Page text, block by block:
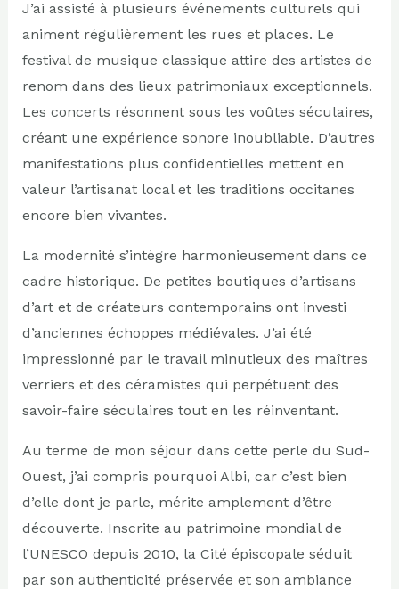
J’ai assisté à plusieurs événements culturels qui
animent régulièrement les rues et places. Le
festival de musique classique attire des artistes de
renom dans des lieux patrimoniaux exceptionnels.
Les concerts résonnent sous les voûtes séculaires,
créant une expérience sonore inoubliable. D’autres
manifestations plus confidentielles mettent en
valeur l’artisanat local et les traditions occitanes
encore bien vivantes.
La modernité s’intègre harmonieusement dans ce
cadre historique. De petites boutiques d’artisans
d’art et de créateurs contemporains ont investi
d’anciennes échoppes médiévales. J’ai été
impressionné par le travail minutieux des maîtres
verriers et des céramistes qui perpétuent des
savoir-faire séculaires tout en les réinventant.
Au terme de mon séjour dans cette perle du Sud-
Ouest, j’ai compris pourquoi Albi, car c’est bien
d’elle dont je parle, mérite amplement d’être
découverte. Inscrite au patrimoine mondial de
l’UNESCO depuis 2010, la Cité épiscopale séduit
par son authenticité préservée et son ambiance